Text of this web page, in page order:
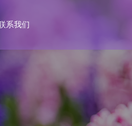
系我们